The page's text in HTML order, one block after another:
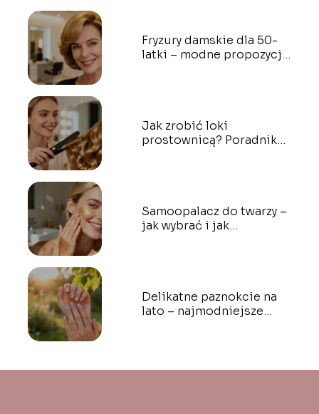
Fryzury damskie dla 50-
latki – modne propozycje
Jak zrobić loki
prostownicą? Poradnik
Samoopalacz do twarzy –
jak wybrać i jak
Delikatne paznokcie na
lato – najmodniejsze